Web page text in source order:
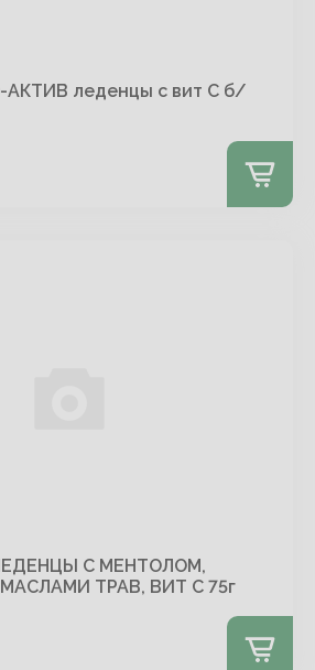
леденцы с вит С б/
С МЕНТОЛОМ,
ТРАВ, ВИТ С 75г